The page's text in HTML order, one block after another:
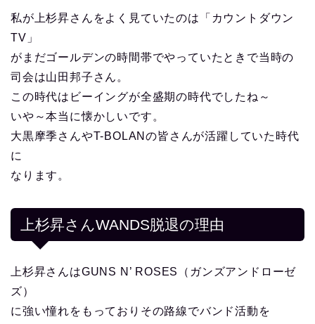
私が上杉昇さんをよく見ていたのは
「カウントダウン
TV」
がまだゴールデンの時間帯でやっていたときで当時の
司会は山田邦子さん。
この時代はビーイングが全盛期の時代でしたね～
いや～本当に懐かしいです。
大黒摩季さんやT-BOLANの皆さんが活躍していた時代
に
なります。
上杉昇さんWANDS脱退の理由
上杉昇さんはGUNS N’ ROSES（ガンズアンドローゼ
ズ）
に強い憧れをもっておりその路線でバンド活動を